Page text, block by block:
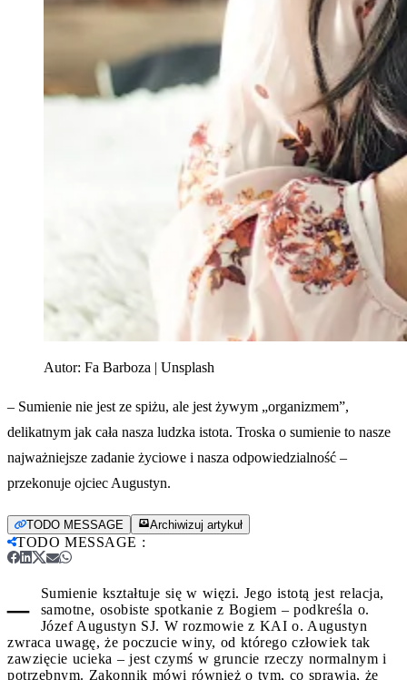
Autor: Fa Barboza | Unsplash
– Sumienie nie jest ze spiżu, ale jest żywym „organizmem”,
delikatnym jak cała nasza ludzka istota. Troska o sumienie to nasze
najważniejsze zadanie życiowe i nasza odpowiedzialność –
przekonuje ojciec Augustyn.
TODO MESSAGE Archiwizuj artykuł
TODO MESSAGE :
–
Sumienie kształtuje się w więzi. Jego istotą jest relacja,
samotne, osobiste spotkanie z Bogiem – podkreśla o.
Józef Augustyn SJ. W rozmowie z KAI o. Augustyn
zwraca uwagę, że poczucie winy, od którego człowiek tak
zawzięcie ucieka – jest czymś w gruncie rzeczy normalnym i
potrzebnym. Zakonnik mówi również o tym, co sprawia, że